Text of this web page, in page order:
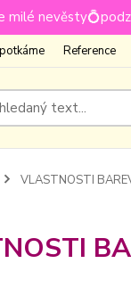
milé
Reference
VLASTNOSTI